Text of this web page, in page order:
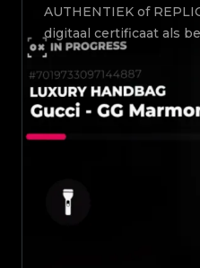
AUTHENTIEK of
digitaal certificaat als